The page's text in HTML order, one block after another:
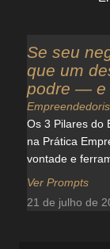
Se seu
que um
podre — e
Os 3 Pilares do
na Prática
vontade e
Ver Prompts
21 de julho de